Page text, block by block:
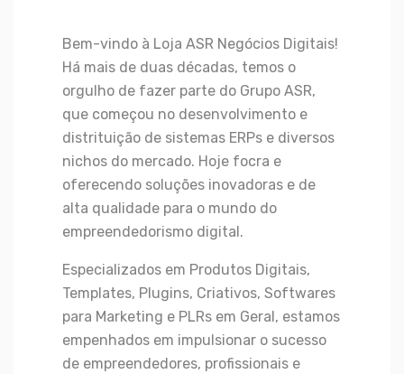
Bem-vindo à Loja ASR Negócios Digitais!
Há mais de duas décadas, temos o
orgulho de fazer parte do Grupo ASR,
que começou no desenvolvimento e
distrituição de sistemas ERPs e diversos
nichos do mercado. Hoje focra e
oferecendo soluções inovadoras e de
alta qualidade para o mundo do
empreendedorismo digital.
Especializados em Produtos Digitais,
Templates, Plugins, Criativos, Softwares
para Marketing e PLRs em Geral, estamos
empenhados em impulsionar o sucesso
de empreendedores, profissionais e